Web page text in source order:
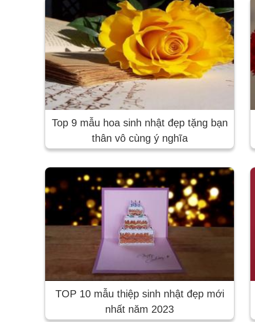
Top 9 mẫu hoa sinh nhật đẹp tặng bạn
thân vô cùng ý nghĩa
TOP 10 mẫu thiệp sinh nhật đẹp mới
nhất năm 2023